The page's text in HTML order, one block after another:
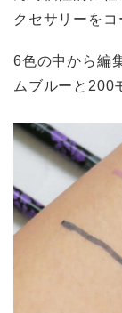
クセサリーを
6色の中から編
ムブルーと200